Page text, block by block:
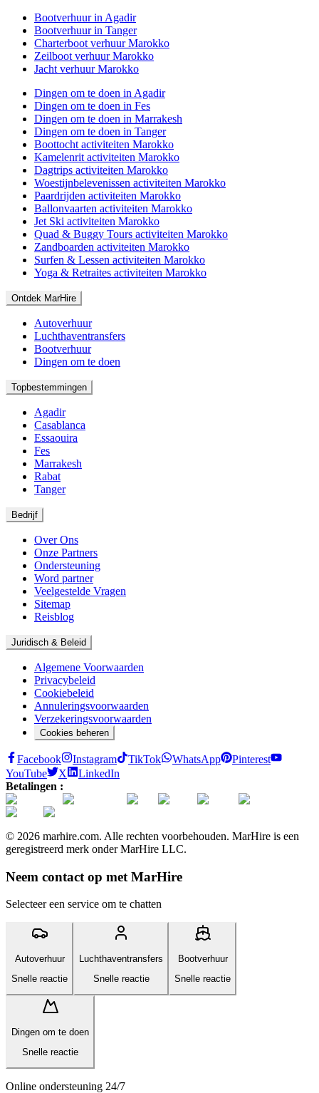
Bootverhuur in Agadir
Bootverhuur in Tanger
Charterboot verhuur Marokko
Zeilboot verhuur Marokko
Jacht verhuur Marokko
Dingen om te doen in Agadir
Dingen om te doen in Fes
Dingen om te doen in Marrakesh
Dingen om te doen in Tanger
Boottocht activiteiten Marokko
Kamelenrit activiteiten Marokko
Dagtrips activiteiten Marokko
Woestijnbelevenissen activiteiten Marokko
Paardrijden activiteiten Marokko
Ballonvaarten activiteiten Marokko
Jet Ski activiteiten Marokko
Quad & Buggy Tours activiteiten Marokko
Zandboarden activiteiten Marokko
Surfen & Lessen activiteiten Marokko
Yoga & Retraites activiteiten Marokko
Ontdek MarHire
Autoverhuur
Luchthaventransfers
Bootverhuur
Dingen om te doen
Topbestemmingen
Agadir
Casablanca
Essaouira
Fes
Marrakesh
Rabat
Tanger
Bedrijf
Over Ons
Onze Partners
Ondersteuning
Word partner
Veelgestelde Vragen
Sitemap
Reisblog
Juridisch & Beleid
Algemene Voorwaarden
Privacybeleid
Cookiebeleid
Annuleringsvoorwaarden
Verzekeringsvoorwaarden
Cookies beheren
Facebook Instagram TikTok WhatsApp
Pinterest
YouTube
X
LinkedIn
Betalingen :
© 2026 marhire.com. Alle rechten voorbehouden. MarHire is een
geregistreerd merk onder MarHire LLC.
Neem contact op met MarHire
Selecteer een service om te chatten
Autoverhuur
Snelle reactie
Luchthaventransfers
Snelle reactie
Bootverhuur
Snelle reactie
Dingen om te doen
Snelle reactie
Online ondersteuning 24/7